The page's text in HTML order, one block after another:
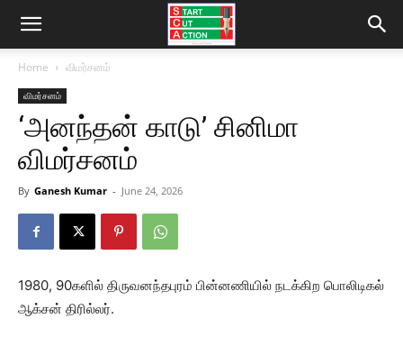
Home விமர்சனம்
விமர்சனம்
‘அனந்தன் காடு’ சினிமா
விமர்சனம்
By Ganesh Kumar - June 24, 2026
1980, 90களில் திருவனந்தபுரம் பின்னணியில் நடக்கிற பொலிடிகல்
ஆக்சன் திரில்லர்.